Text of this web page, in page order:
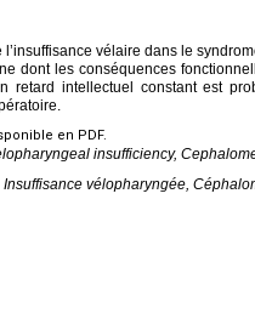
vélaire dans le
dont les conséquences
retard intellectuel constant est
en PDF.
insufficiency,
vélopharyngée,